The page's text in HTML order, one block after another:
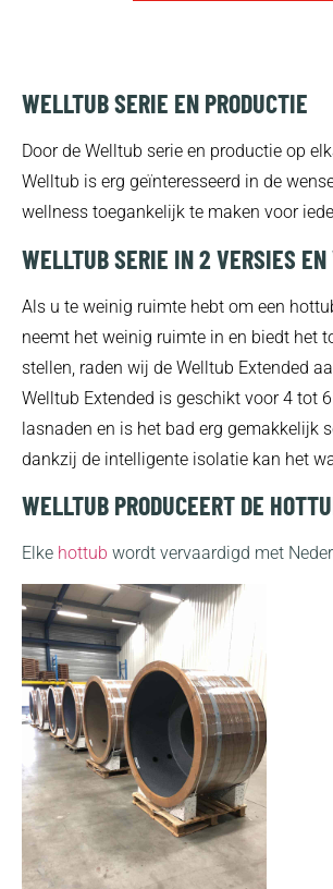
WELLTUB SERIE EN PRODUCTIE
Door de Welltub serie en productie op
Welltub is erg geïnteresseerd in de
wellness toegankelijk te maken voor
WELLTUB SERIE IN 2 VERSIES EN
Als u te weinig ruimte hebt om een
neemt het weinig ruimte in en biedt het
stellen, raden wij de Welltub Extended
Welltub Extended is geschikt voor 4 tot
lasnaden en is het bad erg gemakkelijk
dankzij de intelligente isolatie kan het
WELLTUB PRODUCEERT DE
Elke hottub wordt vervaardigd met